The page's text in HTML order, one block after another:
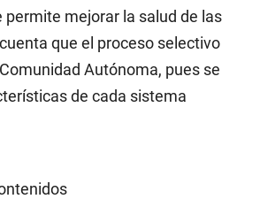
mejorar la salud de las
que el proceso selectivo
Autónoma, pues se
de cada sistema